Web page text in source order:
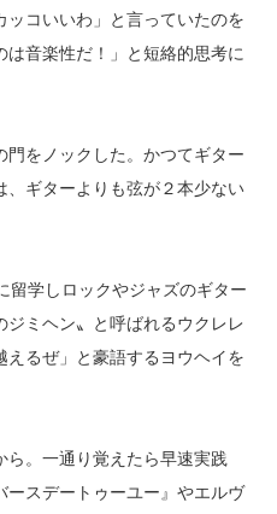
コいいわ」と言っていたのを
音楽性だ！」と短絡的思考に
をノックした。かつてギター
、ギターよりも弦が２本少ない
留学しロックやジャズのギター
ミヘン〟と呼ばれるウクレレ
るぜ」と豪語するヨウヘイを
ら。一通り覚えたら早速実践
スデートゥーユー』やエルヴ